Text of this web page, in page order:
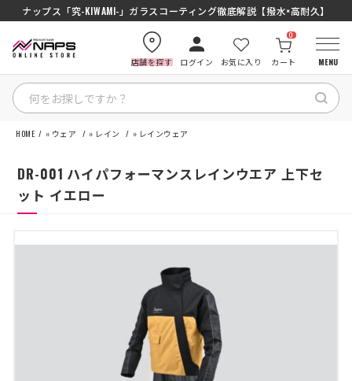
ナップス「究-KIWAMI-」ガラスコーティング徹底解説【撥水×高耐久】
店舗を探す ログイン お気に入り カート
0
MENU
カテゴリから探す
店舗を探す
HOME » ウェア » レイン » レインウェア
DR-001 ハイパフォーマンスレインウエア 上下セ
ット イエロー